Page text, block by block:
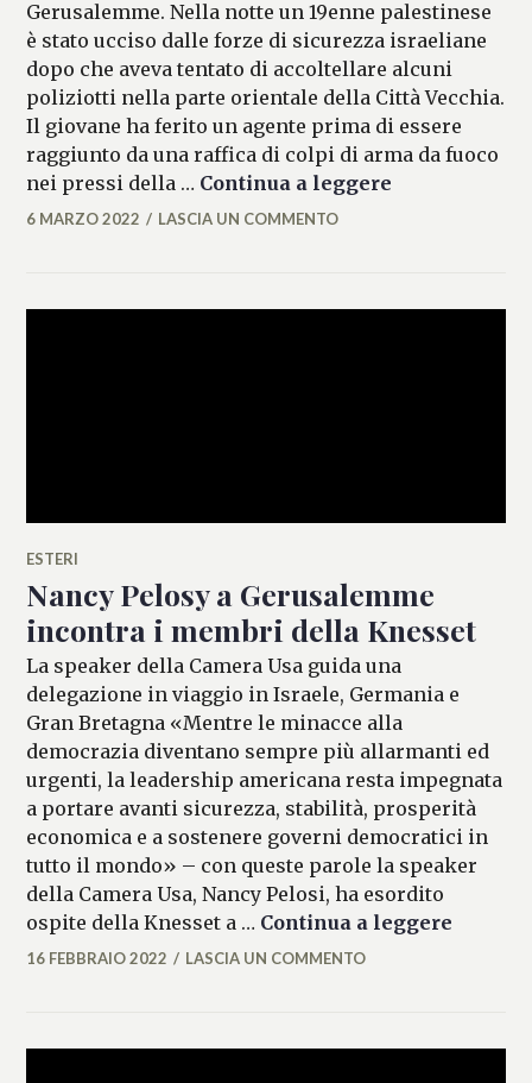
Gerusalemme. Nella notte un 19enne palestinese
è stato ucciso dalle forze di sicurezza israeliane
dopo che aveva tentato di accoltellare alcuni
poliziotti nella parte orientale della Città Vecchia.
Il giovane ha ferito un agente prima di essere
raggiunto da una raffica di colpi di arma da fuoco
nei pressi della … Continua a leggere
MARIANNA
6 MARZO 2022 LASCIA UN COMMENTO
ESTERI
Nancy Pelosy a Gerusalemme
incontra i membri della Knesset
La speaker della Camera Usa guida una
delegazione in viaggio in Israele, Germania e
Gran Bretagna «Mentre le minacce alla
democrazia diventano sempre più allarmanti ed
urgenti, la leadership americana resta impegnata
a portare avanti sicurezza, stabilità, prosperità
economica e a sostenere governi democratici in
tutto il mondo» – con queste parole la speaker
della Camera Usa, Nancy Pelosi, ha esordito
ospite della Knesset a … Continua a leggere
ALESSIA
16 FEBBRAIO 2022 LASCIA UN COMMENTO